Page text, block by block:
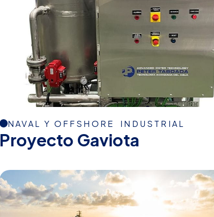
NAVAL Y OFFSHORE INDUSTRIAL
Proyecto Gaviota